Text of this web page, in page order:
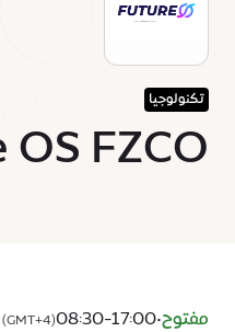
تكنولوجيا
FZCO
مفتوح•
08:30-17:00
(GMT+4)